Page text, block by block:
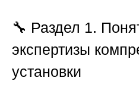
🔧 Раздел 1.
экспертизы
установки